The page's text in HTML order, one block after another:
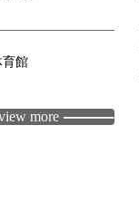
館
more